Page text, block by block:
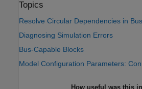
Topics
Resolve Circular Dependencies in
Diagnosing Simulation Errors
Bus-Capable Blocks
Model Configuration Parameters:
How useful was this